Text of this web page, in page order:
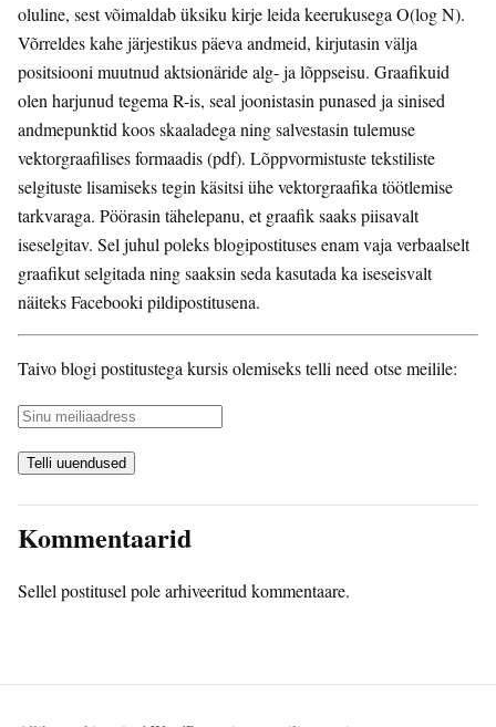
oluline, sest võimaldab üksiku kirje leida keerukusega O(log N).
Võrreldes kahe järjestikus päeva andmeid, kirjutasin välja
positsiooni muutnud aktsionäride alg- ja lõppseisu. Graafikuid
olen harjunud tegema R-is, seal joonistasin punased ja sinised
andmepunktid koos skaaladega ning salvestasin tulemuse
vektorgraafilises formaadis (pdf). Lõppvormistuste tekstiliste
selgituste lisamiseks tegin käsitsi ühe vektorgraafika töötlemise
tarkvaraga. Pöörasin tähelepanu, et graafik saaks piisavalt
iseselgitav. Sel juhul poleks blogipostituses enam vaja verbaalselt
graafikut selgitada ning saaksin seda kasutada ka iseseisvalt
näiteks Facebooki pildipostitusena.
Taivo blogi postitustega kursis olemiseks telli need otse meilile:
Kommentaarid
Sellel postitusel pole arhiveeritud kommentaare.